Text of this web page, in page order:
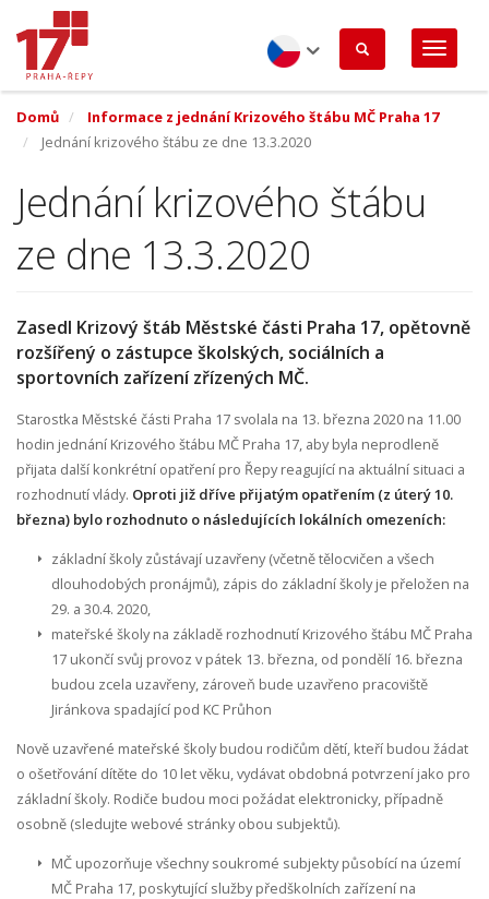
hlavnímu
obsahu
Czech
Domů
Informace z jednání Krizového štábu MČ Praha 17
Jednání krizového štábu ze dne 13.3.2020
Jednání krizového štábu
ze dne 13.3.2020
Zasedl Krizový štáb Městské části Praha 17, opětovně
rozšířený o zástupce školských, sociálních a
sportovních zařízení zřízených MČ.
Starostka Městské části Praha 17 svolala na 13. března 2020 na 11.00
hodin jednání Krizového štábu MČ Praha 17, aby byla neprodleně
přijata další konkrétní opatření pro Řepy reagující na aktuální situaci a
rozhodnutí vlády. Oproti již dříve přijatým opatřením (z úterý 10.
března) bylo rozhodnuto o následujících lokálních omezeních:
základní školy zůstávají uzavřeny (včetně tělocvičen a všech
dlouhodobých pronájmů), zápis do základní školy je přeložen na
29. a 30.4. 2020,
mateřské školyna základě rozhodnutí Krizového štábu MČ Praha
17 ukončí svůj provoz v pátek 13. března, od pondělí 16. března
budou zcela uzavřeny, zároveň bude uzavřeno pracoviště
Jiránkova spadající pod KC Průhon
Nově uzavřené mateřské školy budou rodičům dětí, kteří budou žádat
o ošetřování dítěte do 10 let věku, vydávat obdobná potvrzení jako pro
základní školy. Rodiče budou moci požádat elektronicky, případně
osobně (sledujte webové stránky obou subjektů).
MČ upozorňuje všechny soukromé subjekty působící na území
MČ Praha 17, poskytující služby předškolních zařízení na